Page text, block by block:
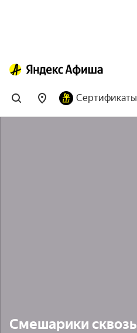
Сертификаты
Смешарики